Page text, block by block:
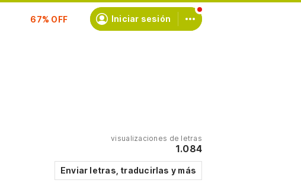
Suscríbete
Iniciar sesión
visualizaciones de letras
1.084
Enviar letras, traducirlas y más